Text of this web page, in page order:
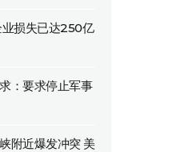
损失已达250亿
：要求停止军事
附近爆发冲突 美